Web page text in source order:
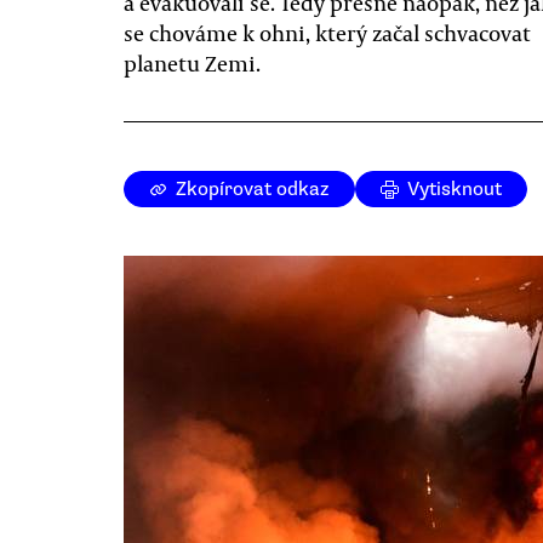
se chováme k ohni, který začal schvacovat
planetu Zemi.
Zkopírovat odkaz Vytisknout